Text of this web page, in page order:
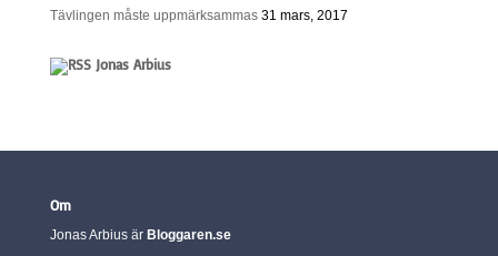
Tävlingen måste uppmärksammas 31 mars, 2017
Jonas Arbius
Om
Jonas Arbius är Bloggaren.se